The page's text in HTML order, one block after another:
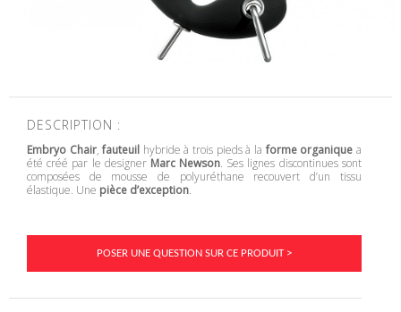
DESCRIPTION :
Embryo Chair,fauteuil hybride à trois pieds à laforme organique a
été créé par le designer Marc Newson. Ses lignes discontinues sont
composées de mousse de polyuréthane recouvert d’un tissu
élastique. Une pièce d’exception.
POSER UNE QUESTION SUR CE PRODUIT >